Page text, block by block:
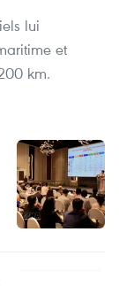
lui
et
km.